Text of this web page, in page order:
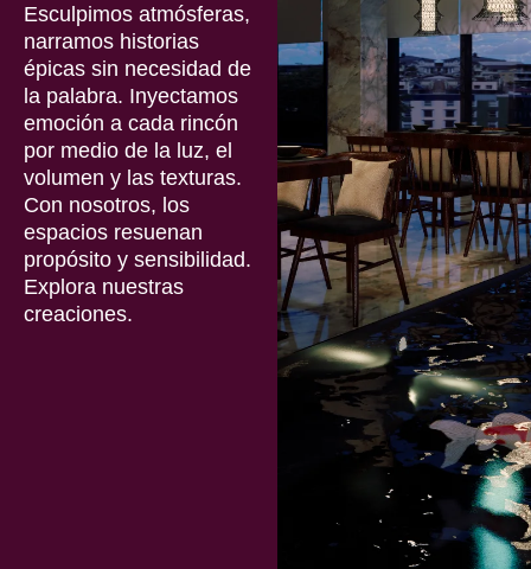
Esculpimos atmósferas,
narramos historias
épicas sin necesidad de
la palabra. Inyectamos
emoción a cada rincón
por medio de la luz, el
volumen y las texturas.
Con nosotros, los
espacios resuenan
propósito y sensibilidad.
Explora nuestras
creaciones.